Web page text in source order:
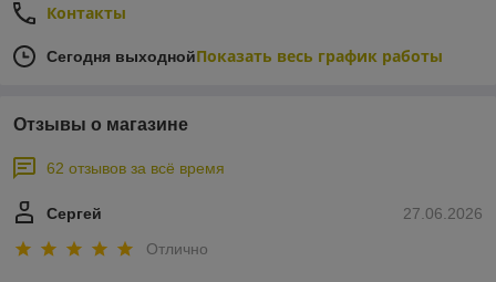
Контакты
Сегодня выходнойПоказать весь график работы
Отзывы о магазине
62 отзывов за всё время
27.06.2026
Сергей
Отлично